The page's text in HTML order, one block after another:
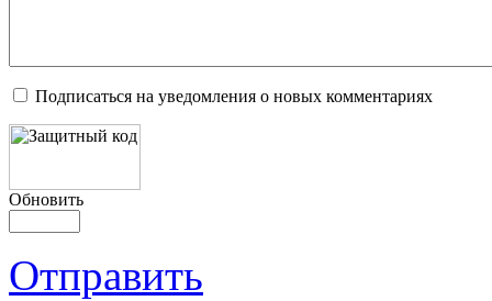
Подписаться на уведомления о новых комментариях
Обновить
Отправить